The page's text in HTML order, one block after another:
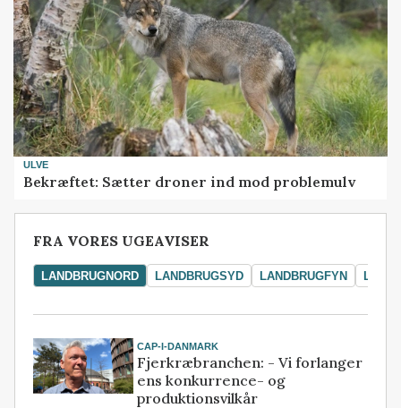
ULVE
Bekræftet: Sætter droner ind mod problemulv
FRA VORES UGEAVISER
LANDBRUGNORD LANDBRUGSYD LANDBRUGFYN
CAP-I-DANMARK
Fjerkræbranchen: - Vi forlanger
ens konkurrence- og
produktionsvilkår